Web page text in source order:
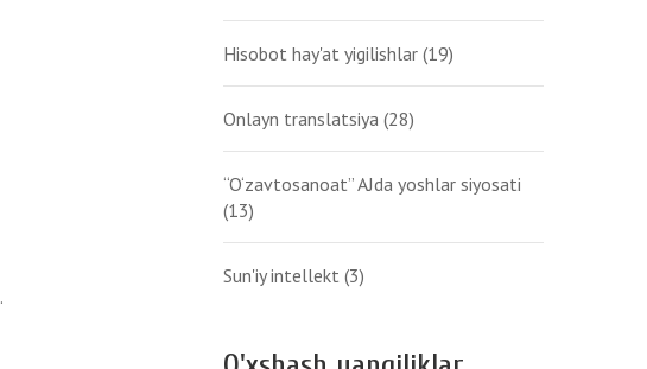
Hisobot hay'at yigilishlar (19)
Onlayn translatsiya (28)
“O‘zavtosanoat” AJda yoshlar siyosati
(13)
Sun'iy intellekt (3)